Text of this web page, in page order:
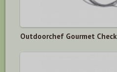
Outdoorchef Gourmet Check